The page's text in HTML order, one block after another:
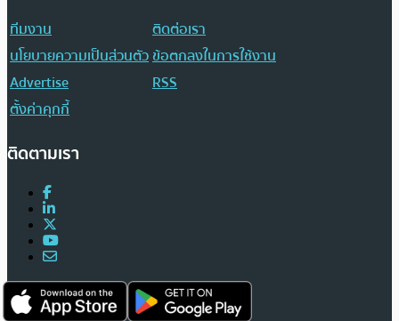
ทีมงาน
ติดต่อเรา
นโยบายความเป็นส่วนตัวข้อตกลงในการใช้งาน
Advertise
RSS
ตั้งค่าคุกกี้
ติดตามเรา